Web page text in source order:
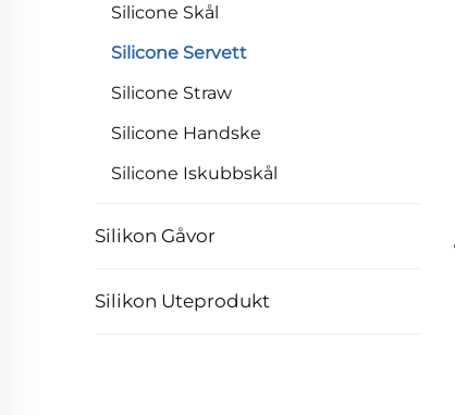
Silicone Skål
Silicone Servett
Silicone Straw
Silicone Handske
Silicone Iskubbskål
Silikon Gåvor
Silikon Uteprodukt